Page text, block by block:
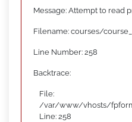
Message: Attempt to read
Filename: courses/
Line Number: 258
Backtrace:
File:
/var/www/vhosts/
Line: 258